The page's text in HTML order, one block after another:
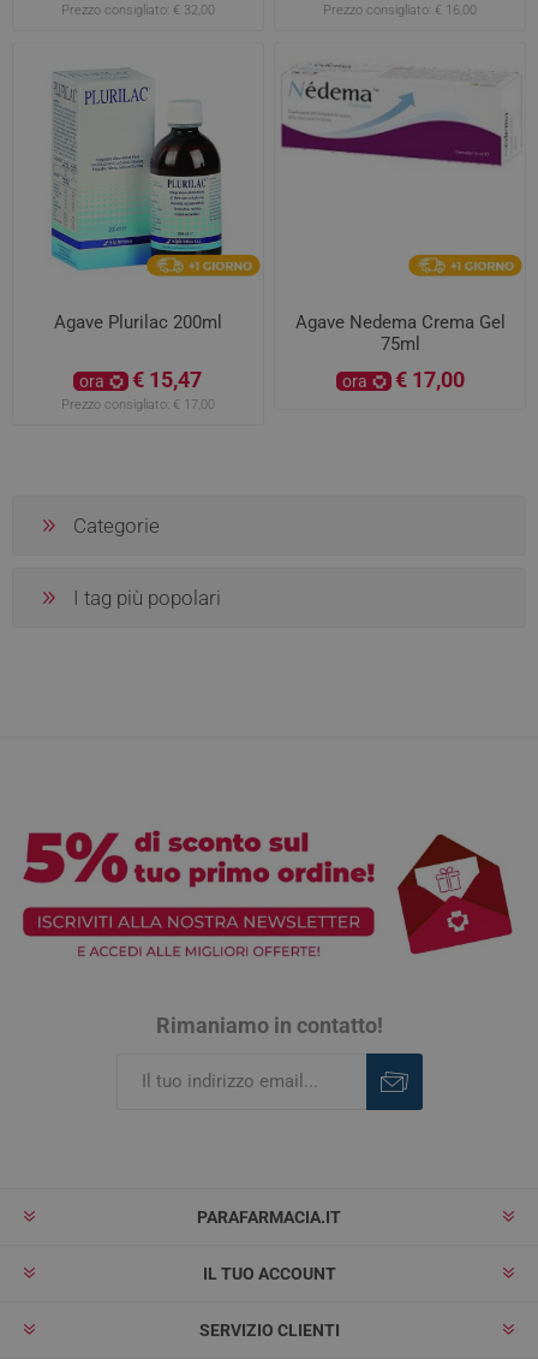
Prezzo consigliato: € 32,00 Prezzo consigliato: € 16,00
Agave Plurilac 200ml
ora € 15,47
Prezzo consigliato: € 17,00
Agave Nedema Crema Gel
75ml
ora € 17,00
Categorie
I tag più popolari
Rimaniamo in contatto!
PARAFARMACIA.IT
IL TUO ACCOUNT
SERVIZIO CLIENTI